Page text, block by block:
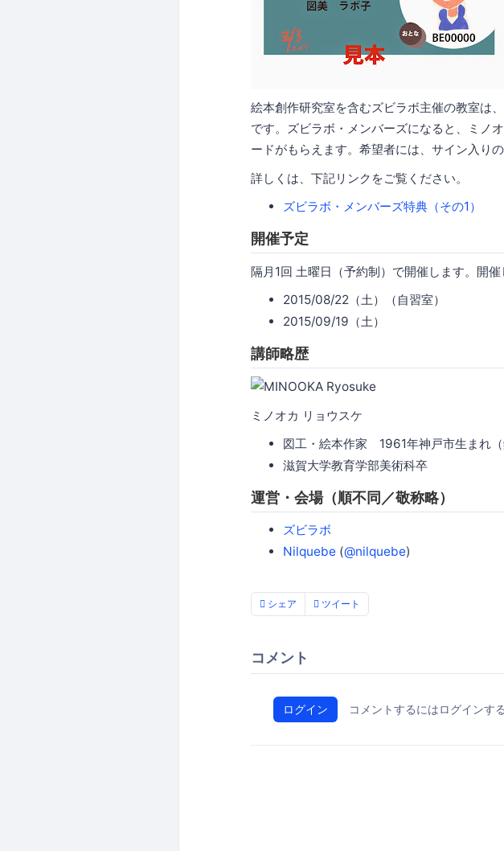
絵本創作研究室を含むズビラボ主催の教室は
です。ズビラボ・メンバーズになると、ミノ
ードがもらえます。希望者には、サイン入り
詳しくは、下記リンクをご覧ください。
ズビラボ・メンバーズ特典（その1）
開催予定
隔月1回 土曜日（予約制）で開催します。開催
2015/08/22（土）（自習室）
2015/09/19（土）
講師略歴
ミノオカ リョウスケ
図工・絵本作家 1961年神戸市生まれ（
滋賀大学教育学部美術科卒
運営・会場（順不同／敬称略）
ズビラボ
Nilquebe (@nilquebe)
シェア ツイート
コメント
ログイン コメントするにはログインす